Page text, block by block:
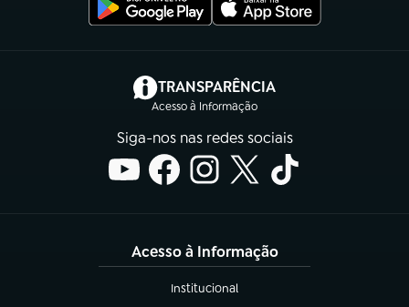
TRANSPARÊNCIA
Acesso à Informação
(abre em nova aba)
Siga-nos nas redes sociais
Acesso à Informação
Institucional
(abre em nova aba)